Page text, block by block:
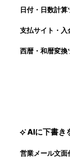
日付・日数計算
支払サイト・入
西暦・和暦変換
AIに下書き
営業メール文面